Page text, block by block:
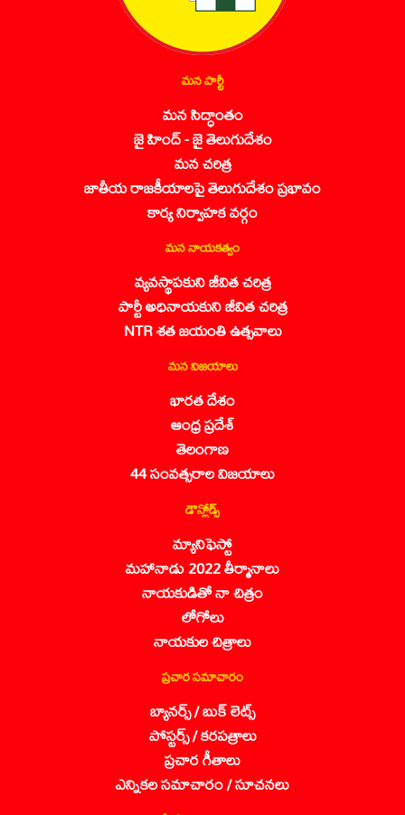
మన పార్టీ
మన సిద్ధాంతం
జై హింద్ - జై తెలుగుదేశం
మన చరిత్ర
జాతీయ రాజకీయాలపై తెలుగుదేశం ప్రభావం
కార్య నిర్వాహక వర్గం
మన నాయకత్వం
వ్యవస్థాపకుని జీవిత చరిత్ర
పార్టీ అధినాయకుని జీవిత చరిత్ర
NTR శత జయంతి ఉత్సవాలు
మన విజయాలు
భారత దేశం
ఆంధ్ర ప్రదేశ్
తెలంగాణ
44 సంవత్సరాల విజయాలు
డౌన్లోడ్స్
మ్యానిఫెస్టో
మహానాడు 2022 తీర్మానాలు
నాయకుడితో నా చిత్రం
లోగోలు
నాయకుల చిత్రాలు
ప్రచార సమాచారం
బ్యానర్స్ / బుక్ లెట్స్
పోస్టర్స్ / కరపత్రాలు
ప్రచార గీతాలు
ఎన్నికల సమాచారం / సూచనలు